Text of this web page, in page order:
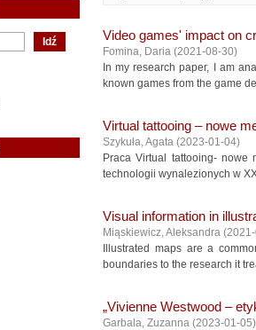
Video games' impact on
Fomina, Daria (2021-08-30)
In my research paper, I am
known games from the game
Virtual tattooing – nowe
Szykuła, Agata (2023-01-04)
Praca Virtual tattooing- nowe
technologii wynalezionych w
Visual information in
Miąskiewicz, Aleksandra (
Illustrated maps are a
boundaries to the research it
„Vivienne Westwood –
Garbala, Zuzanna (2023-01-05)